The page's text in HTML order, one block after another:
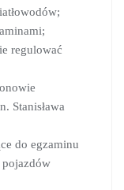
regulować
Stanisława
do egzaminu
pojazdów